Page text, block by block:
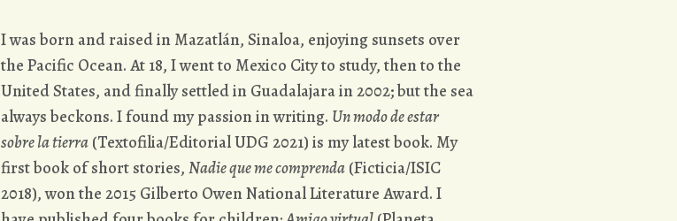
I was born and raised in Mazatlán, Sinaloa, enjoying sunsets over
the Pacific Ocean. At 18, I went to Mexico City to study, then to the
United States, and finally settled in Guadalajara in 2002; but the sea
always beckons. I found my passion in writing. Un modo de estar
sobre la tierra (Textofilia/Editorial UDG 2021) is my latest book. My
first book of short stories, Nadie que me comprenda (Ficticia/ISIC
2018), won the 2015 Gilberto Owen National Literature Award. I